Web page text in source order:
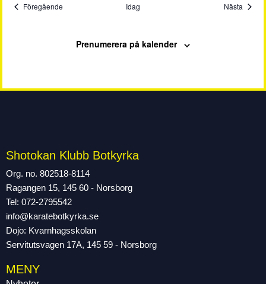
Föregående Idag Nästa
Prenumerera på kalender
Shotokan Klubb Botkyrka
Org. no. 802518-8114
Ragangen 15, 145 60 - Norsborg
Tel: 072-2795542
info@karatebotkyrka.se
Dojo: Kvarnhagsskolan
Servitutsvagen 17A, 145 59 - Norsborg
MENY